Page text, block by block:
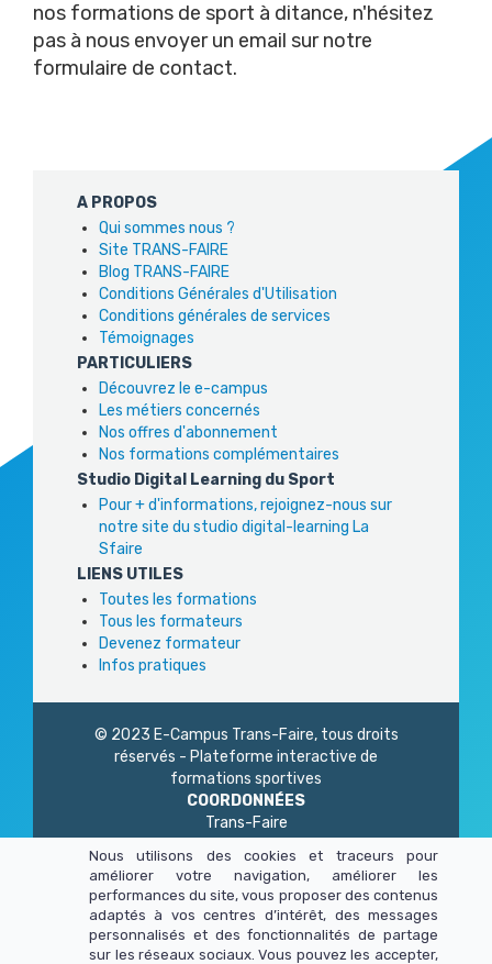
nos formations de sport à ditance, n'hésitez
pas à nous envoyer un email surnotre
formulaire de contact.
A PROPOS
Qui sommes nous ?
Site TRANS-FAIRE
Blog TRANS-FAIRE
Conditions Générales d'Utilisation
Conditions générales de services
Témoignages
PARTICULIERS
Découvrez le e-campus
Les métiers concernés
Nos offres d'abonnement
Nos formations complémentaires
Studio Digital Learning du Sport
Pour + d'informations, rejoignez-nous sur
notre site du studio digital-learning La
Sfaire
LIENS UTILES
Toutes les formations
Tous les formateurs
Devenez formateur
Infos pratiques
© 2023 E-Campus Trans-Faire, tous droits
réservés - Plateforme interactive de
formations sportives
COORDONNÉES
Trans-Faire
75 020 Paris
01 45 23 83 87
Du lundi au vendredi
de 9h à 13h - 14h à 17h
Nous utilisons des cookies et traceurs pour
améliorer votre navigation, améliorer les
performances du site, vous proposer des contenus
adaptés à vos centres d’intérêt, des messages
personnalisés et des fonctionnalités de partage
sur les réseaux sociaux. Vous pouvez les accepter,